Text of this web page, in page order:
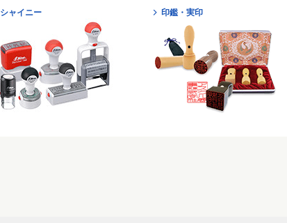
シャイニー 印鑑・実印